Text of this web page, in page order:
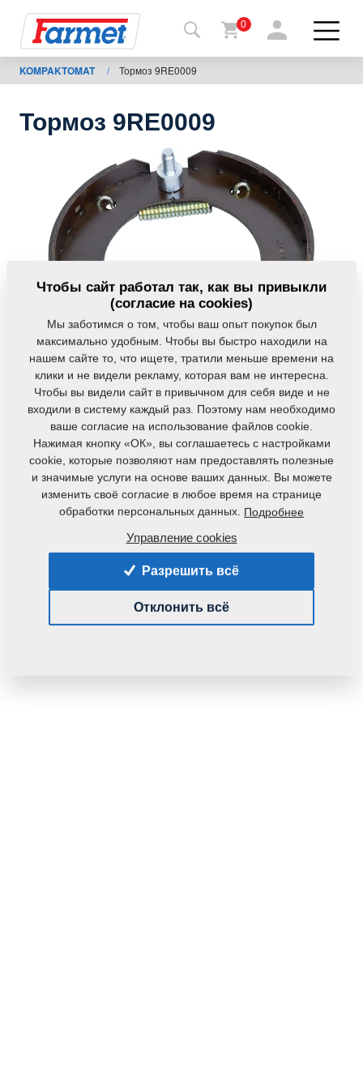
Назад
на
Фармет-
Мои
машины
скачиванию
0
KOMPAKTOMAT / Тормоз 9RE0009
Тормоз 9RE0009
Код продукта: m08178
Первоначальный номер по каталогу: m19958
Данная деталь также применяется и для
следующего оборудования:
Вес: 5,0000 Кг
Чтобы сайт работал так, как вы привыкли
(согласие на cookies)
Мы заботимся о том, чтобы ваш опыт покупок был
максимально удобным. Чтобы вы быстро находили на
нашем сайте то, что ищете, тратили меньше времени на
клики и не видели рекламу, которая вам не интересна.
Чтобы вы видели сайт в привычном для себя виде и не
входили в систему каждый раз. Поэтому нам необходимо
ваше согласие на использование файлов cookie.
Нажимая кнопку «ОК», вы соглашаетесь с настройками
cookie, которые позволяют нам предоставлять полезные
и значимые услуги на основе ваших данных. Вы можете
изменить своё согласие в любое время на странице
обработки персональных данных. Подробнее
Управление cookies
Разрешить всё
Отклонить всё